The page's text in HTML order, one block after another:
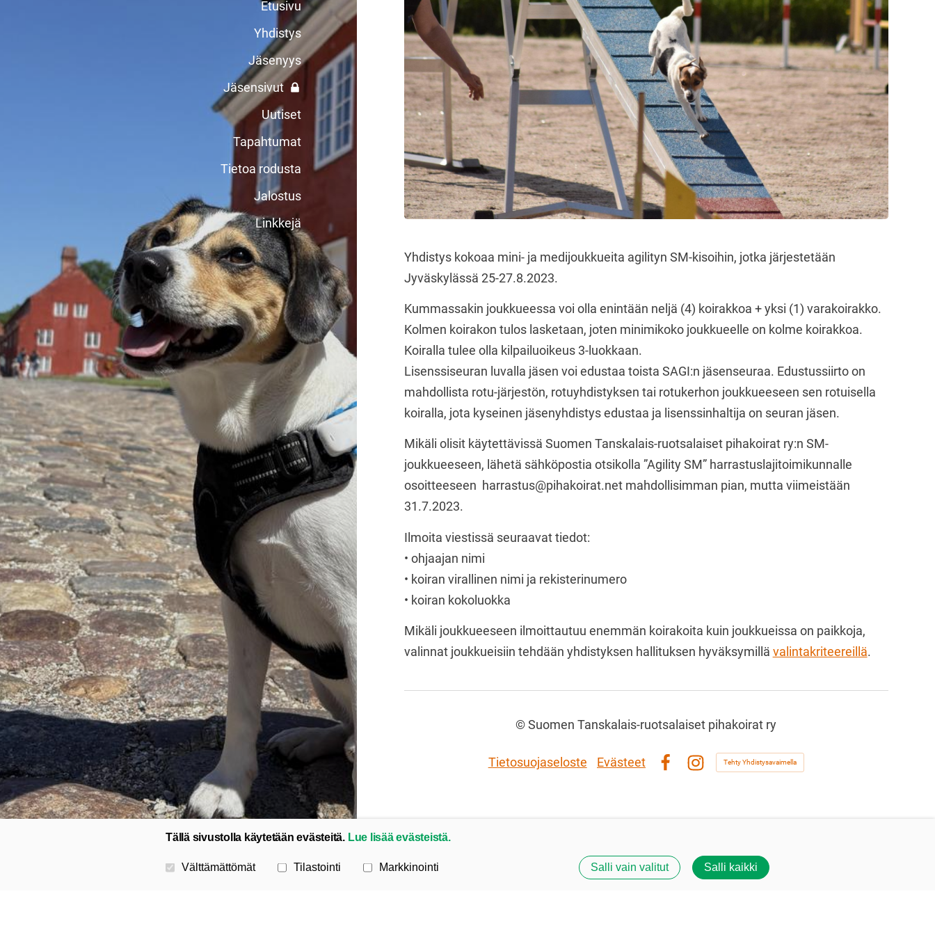
Etusivu
Yhdistys
Jäsenyys
Jäsensivut
Uutiset
Tapahtumat
Tietoa rodusta
Jalostus
Linkkejä
Yhdistys kokoaa mini- ja medijoukkueita agilityn SM-kisoihin, jotka järjestetään
Jyväskylässä 25-27.8.2023.
Kummassakin joukkueessa voi olla enintään neljä (4) koirakkoa + yksi (1) varakoirakko.
Kolmen koirakon tulos lasketaan, joten minimikoko joukkueelle on kolme koirakkoa.
Koiralla tulee olla kilpailuoikeus 3-luokkaan.
Lisenssiseuran luvalla jäsen voi edustaa toista SAGI:n jäsenseuraa. Edustussiirto on
mahdollista rotu-järjestön, rotuyhdistyksen tai rotukerhon joukkueeseen sen rotuisella
koiralla, jota kyseinen jäsenyhdistys edustaa ja lisenssinhaltija on seuran jäsen.
Mikäli olisit käytettävissä Suomen Tanskalais-ruotsalaiset pihakoirat ry:n SM-
joukkueeseen, lähetä sähköpostia otsikolla ”Agility SM” harrastuslajitoimikunnalle
osoitteeseen harrastus@pihakoirat.net mahdollisimman pian, mutta viimeistään
31.7.2023.
Ilmoita viestissä seuraavat tiedot:
• ohjaajan nimi
• koiran virallinen nimi ja rekisterinumero
• koiran kokoluokka
Mikäli joukkueeseen ilmoittautuu enemmän koirakoita kuin joukkueissa on paikkoja,
valinnat joukkueisiin tehdään yhdistyksen hallituksen hyväksymillä valintakriteereillä.
©Suomen Tanskalais-ruotsalaiset pihakoirat ry
Tietosuojaseloste
Evästeet
Tehty Yhdistysavaimella
Tällä sivustolla käytetään evästeitä. Lue lisää evästeistä.
Valitse käytettävät evästeet
Välttämättömät Tilastointi Markkinointi Salli vain valitut Salli kaikki